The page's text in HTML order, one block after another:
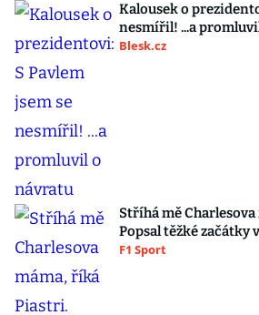
Kalousek o
nesmířil! ...a
Blesk.cz
Stříhá mě
Popsal těžké začátky
F1 Sport